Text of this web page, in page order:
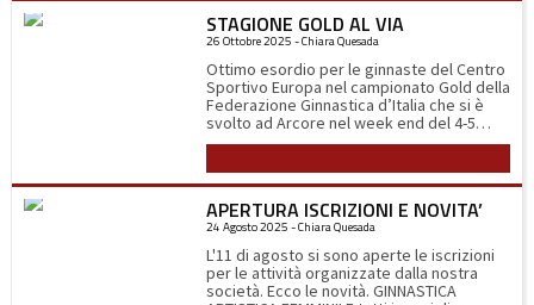
STAGIONE GOLD AL VIA
26 Ottobre 2025 - Chiara Quesada
Ottimo esordio per le ginnaste del Centro
Sportivo Europa nel campionato Gold della
Federazione Ginnastica d’Italia che si è
svolto ad Arcore nel week end del 4-5
ottobre. Sabato 4 alle 11.00 del mattino
squadra Gold 3b (2014-2012) composta da
Linda Abbà, Matilde Bertoli, Lara
Dell’Acqua, Camilla Fanzago e Giulia
Terraneo. La gara inizia all’attrezzo più
temuto, la trave, nella quale le ginnaste
devono eseguire i loro esercizi ad 1,2
metro da terra su una superficie di 10 cm.
APERTURA ISCRIZIONI E NOVITA’
24 Agosto 2025 - Chiara Quesada
L'11 di agosto si sono aperte le iscrizioni
per le attività organizzate dalla nostra
società. Ecco le novità. GINNASTICA